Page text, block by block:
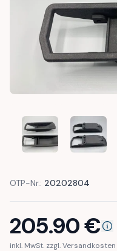
ALFA ROMEOALFA
OTP-Nr.: 20202804
205.90€
inkl. MwSt. zzgl. Versandkosten